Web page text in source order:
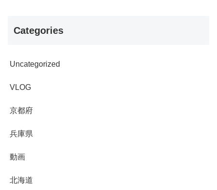
Categories
Uncategorized
VLOG
京都府
兵庫県
動画
北海道